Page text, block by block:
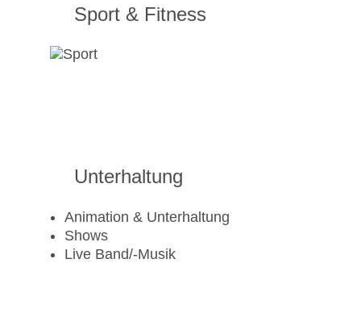
Sport & Fitness
Unterhaltung
Animation & Unterhaltung
Shows
Live Band/-Musik